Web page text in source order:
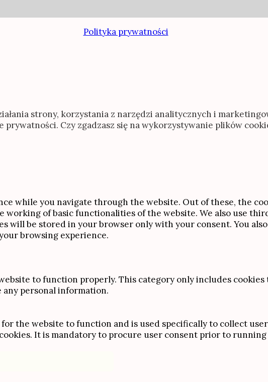
Polityka prywatności
strony, korzystania z narzędzi analitycznych i
prywatności. Czy zgadzasz się na wykorzystywanie plików
while you navigate through the website. Out of these, the
of basic functionalities of the website. We also use
will be stored in your browser only with your consent. You
browsing experience.
to function properly. This category only includes
personal information.
the website to function and is used specifically to collect
It is mandatory to procure user consent prior to